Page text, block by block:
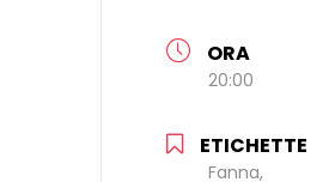
ORA
20:00
ETICHETTE
Fanna,